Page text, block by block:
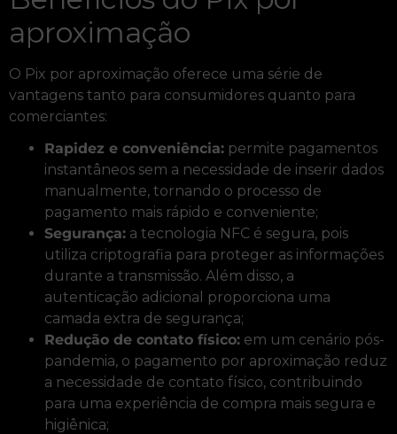
aproximação
O Pix por aproximação oferece uma série de
vantagens tanto para consumidores quanto para
comerciantes:
Rapidez e conveniência: permite pagamentos
instantâneos sem a necessidade de inserir dados
manualmente, tornando o processo de
pagamento mais rápido e conveniente;
Segurança: a tecnologia NFC é segura, pois
utiliza criptografia para proteger as informações
durante a transmissão. Além disso, a
autenticação adicional proporciona uma
camada extra de segurança;
Redução de contato físico: em um cenário pós-
pandemia, o pagamento por aproximação reduz
a necessidade de contato físico, contribuindo
para uma experiência de compra mais segura e
higiênica;